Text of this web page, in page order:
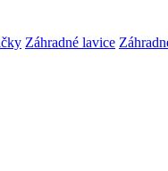
Záhradné lavice